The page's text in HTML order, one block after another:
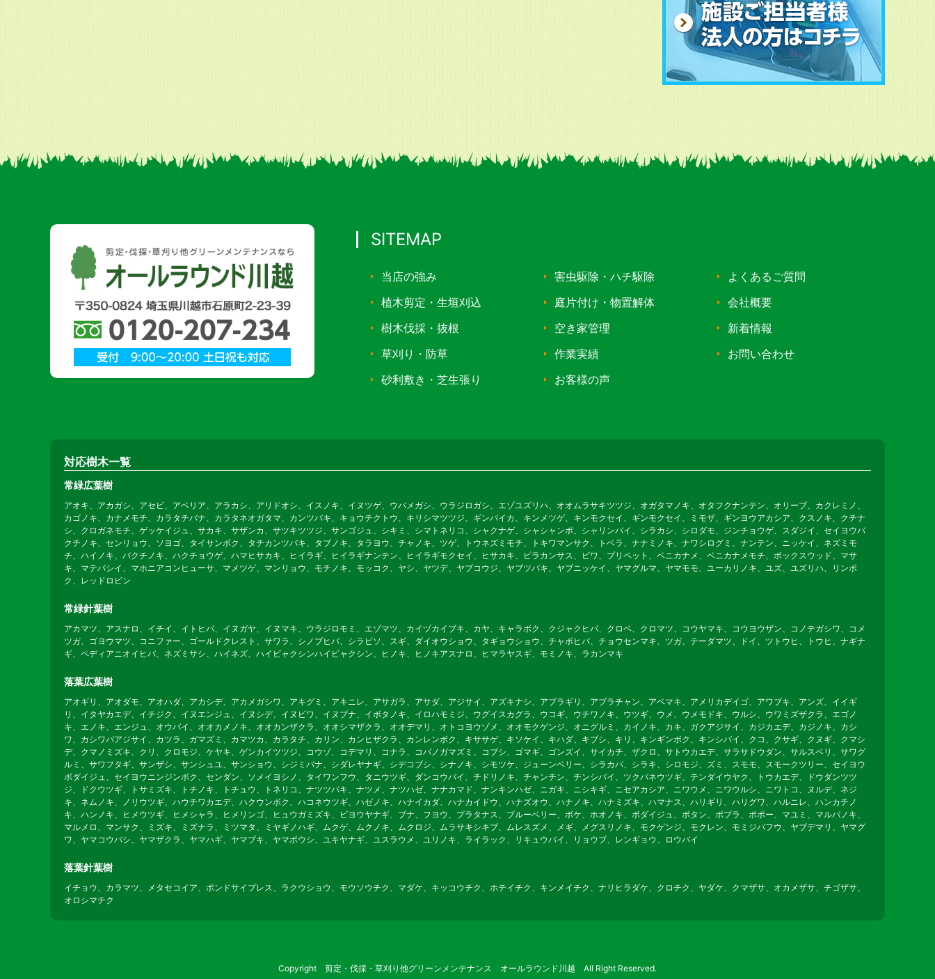
SITEMAP
当店の強み
植木剪定・生垣刈込
樹木伐採・抜根
草刈り・防草
砂利敷き・芝生張り
害虫駆除・ハチ駆除
庭片付け・物置解体
空き家管理
作業実績
お客様の声
よくあるご質問
会社概要
新着情報
お問い合わせ
対応樹木一覧
常緑広葉樹
アオキ、アカガシ、アセビ、アベリア、アラカシ、アリドオシ、イスノキ、イヌツゲ、ウバメガシ、ウラジロガシ、エゾユズリハ、オオムラサキツツジ、オガタマノキ、オタフクナンテン、オリーブ、カクレミノ、
カゴノキ、カナメモチ、カラタチバナ、カラタネオガタマ、カンツバキ、キョウチクトウ、キリシマツツジ、ギンバイカ、キンメツゲ、キンモクセイ、ギンモクセイ、ミモザ、ギンヨウアカシア、クスノキ、クチナ
シ、クロガネモチ、ゲッケイジュ、サカキ、サザンカ、サツキツツジ、サンゴジュ、シキミ、シマトネリコ、シャクナゲ、シャシャンポ、シャリンバイ、シラカシ、シロダモ、ジンチョウゲ、スダジイ、セイヨウバ
クチノキ、センリョウ、ソヨゴ、タイサンボク、タチカンツバキ、タブノキ、タラヨウ、チャノキ、ツゲ、トウネズミモチ、トキワマンサク、トベラ、ナナミノキ、ナワシログミ、ナンテン、ニッケイ、ネズミモ
チ、ハイノキ、バクチノキ、ハクチョウゲ、ハマヒサカキ、ヒイラギ、ヒイラギナンテン、ヒイラギモクセイ、ヒサカキ、ピラカンサス、ビワ、プリペット、ベニカナメ、ベニカナメモチ、ボックスウッド、マサ
キ、マテバシイ、マホニアコンヒューサ、マメツゲ、マンリョウ、モチノキ、モッコク、ヤシ、ヤツデ、ヤブコウジ、ヤブツバキ、ヤブニッケイ、ヤマグルマ、ヤマモモ、ユーカリノキ、ユズ、ユズリハ、リンボ
ク、レッドロビン
常緑針葉樹
アカマツ、アスナロ、イチイ、イトヒバ、イヌガヤ、イヌマキ、ウラジロモミ、エゾマツ、カイヅカイブキ、カヤ、キャラボク、クジャクヒバ、クロベ、クロマツ、コウヤマキ、コウヨウザン、コノテガシワ、コメ
ツガ、ゴヨウマツ、コニファー、ゴールドクレスト、サワラ、シノブヒバ、シラビソ、スギ、ダイオウショウ、タギョウショウ、チャボヒバ、チョウセンマキ、ツガ、テーダマツ、ドイ、ツトウヒ、トウヒ、ナギナ
ギ、ペディアニオイヒバ、ネズミサシ、ハイネズ、ハイビャクシンハイビャクシン、ヒノキ、ヒノキアスナロ、ヒマラヤスギ、モミノキ、ラカンマキ
落葉広葉樹
アオギリ、アオダモ、アオハダ、アカシデ、アカメガシワ、アキグミ、アキニレ、アサガラ、アサダ、アジサイ、アズキナシ、アブラギリ、アブラチャン、アベマキ、アメリカデイゴ、アワブキ、アンズ、イイギ
リ、イタヤカエデ、イチジク、イヌエンジュ、イヌシデ、イヌビワ、イヌブナ、イボタノキ、イロハモミジ、ウグイスカグラ、ウコギ、ウチワノキ、ウツギ、ウメ、ウメモドキ、ウルシ、ウワミズザクラ、エゴノ
キ、エノキ、エンジュ、オウバイ、オオカメノキ、オオカンザクラ、オオシマザクラ、オオデマリ、オトコヨウゾメ、オオモクゲンジ、オニグルミ、カイノキ、カキ、ガクアジサイ、カジカエデ、カジノキ、カシ
ワ、カシワバアジサイ、カツラ、ガマズミ、カマツカ、カラタチ、カリン、カンヒザクラ、カンレンボク、キササゲ、キソケイ、キハダ、キブシ、キリ、キンギンボク、キンシバイ、クコ、クサギ、クヌギ、クマシ
デ、クマノミズキ、クリ、クロモジ、ケヤキ、ゲンカイツツジ、コウゾ、コデマリ、コナラ、コバノガマズミ、コブシ、ゴマギ、ゴンズイ、サイカチ、ザクロ、サトウカエデ、サラサドウダン、サルスベリ、サワグ
ルミ、サワフタギ、サンザシ、サンシュユ、サンショウ、シジミバナ、シダレヤナギ、シデコブシ、シナノキ、シモツケ、ジューンベリー、シラカバ、シラキ、シロモジ、ズミ、スモモ、スモークツリー、セイヨウ
ボダイジュ、セイヨウニンジンボク、センダン、ソメイヨシノ、タイワンフウ、タニウツギ、ダンコウバイ、チドリノキ、チャンチン、チンシバイ、ツクバネウツギ、テンダイウヤク、トウカエデ、ドウダンツツ
ジ、ドクウツギ、トサミズキ、トチノキ、トチュウ、トネリコ、ナツツバキ、ナツメ、ナツハゼ、ナナカマド、ナンキンハゼ、ニガキ、ニシキギ、ニセアカシア、ニワウメ、ニワウルシ、ニワトコ、ヌルデ、ネジ
キ、ネムノキ、ノリウツギ、ハウチワカエデ、ハクウンボク、ハコネウツギ、ハゼノキ、ハナイカダ、ハナカイドウ、ハナズオウ、ハナノキ、ハナミズキ、ハマナス、ハリギリ、ハリグワ、ハルニレ、ハンカチノ
キ、ハンノキ、ヒメウツギ、ヒメシャラ、ヒメリンゴ、ヒュウガミズキ、ビヨウヤナギ、ブナ、フヨウ、プラタナス、ブルーベリー、ボケ、ホオノキ、ボダイジュ、ボタン、ポプラ、ポポー、マユミ、マルバノキ、
マルメロ、マンサク、ミズキ、ミズナラ、ミツマタ、ミヤギノハギ、ムクゲ、ムクノキ、ムクロジ、ムラサキシキブ、ムレスズメ、メギ、メグスリノキ、モクゲンジ、モクレン、モミジバフウ、ヤブデマリ、ヤマグ
ワ、ヤマコウバシ、ヤマザクラ、ヤマハギ、ヤマブキ、ヤマボウシ、ユキヤナギ、ユスラウメ、ユリノキ、ライラック、リキュウバイ、リョウブ、レンギョウ、ロウバイ
落葉針葉樹
イチョウ、カラマツ、メタセコイア、ポンドサイプレス、ラクウショウ、モウソウチク、マダケ、キッコウチク、ホテイチク、キンメイチク、ナリヒラダケ、クロチク、ヤダケ、クマザサ、オカメザサ、チゴザサ、
オロシマチク
Copyright 剪定・伐採・草刈り他グリーンメンテナンス オールラウンド川越 All Right Reserved.